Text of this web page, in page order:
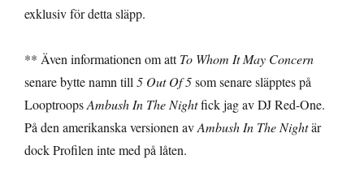
exklusiv för detta släpp.
** Även informationen om attTo Whom It May Concern
senare bytte namn till 5 Out Of 5som senare släpptes på
LooptroopsAmbush In The Nightfick jag av DJ Red-One.
På den amerikanska versionen avAmbush In The Nightär
dock Profilen inte med på låten.